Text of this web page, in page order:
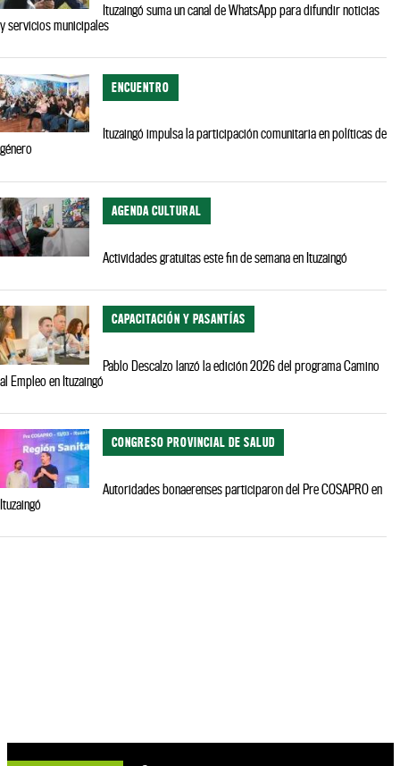
Ituzaingó suma un canal de WhatsApp para difundir noticias
y servicios municipales
ENCUENTRO
Ituzaingó impulsa la participación comunitaria en políticas de
género
AGENDA CULTURAL
Actividades gratuitas este fin de semana en Ituzaingó
CAPACITACIÓN Y PASANTÍAS
Pablo Descalzo lanzó la edición 2026 del programa Camino
al Empleo en Ituzaingó
CONGRESO PROVINCIAL DE SALUD
Autoridades bonaerenses participaron del Pre COSAPRO en
Ituzaingó